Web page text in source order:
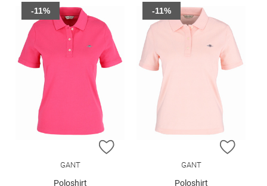
ZUR WUNSCHLISTE HINZUFÜGEN
GANT
Poloshirt
-11%
ZUR
GANT
Poloshirt
-11%